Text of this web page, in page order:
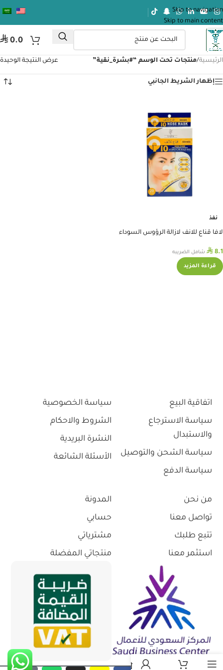
Skip to navigation
Skip to main content
⃁ 0.0
الرئيسية/منتجات تحت الوسم “#بشرة_نقية” عرض النتيجة الوحيدة
إظهار الشريط الجانبي
نفذ
لافا قناع للانف لازالة الرؤوس السوداء
⃁ 8.1 شامل الضريبه
قراءة المزيد
اتفاقية البيع
سياسة الاسترجاع
والاستبدال
سياسة الشحن والتوصيل
سياسة الدفع
سياسة الخصوصية
الشروط والاحكام
النشرة البريدية
الأسئلة الشائعة
من نحن
تواصل معنا
تتبع طلبك
استثمر معنا
المدونة
حسابي
مشترياتي
منتجاتي المفضلة